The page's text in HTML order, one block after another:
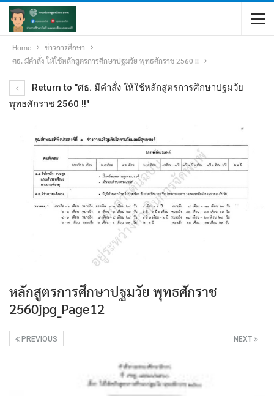
Home
ข่าวการศึกษา
ศธ. มีคำสั่ง ให้ใช้หลักสูตรการศึกษาปฐมวัย พุทธศักราช 2560 !!
Return to "ศธ. มีคำสั่ง ให้ใช้หลักสูตรการศึกษาปฐมวัย
พุทธศักราช 2560 !!"
หลักสูตรการศึกษาปฐมวัย พุทธศักราช
2560jpg_Page12
NEXT
PREVIOUS